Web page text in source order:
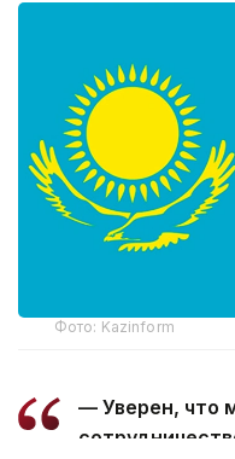
Фото: Kazinform
— Уверен, что